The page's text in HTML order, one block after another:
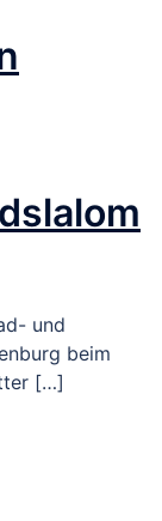
und
beim
[…]